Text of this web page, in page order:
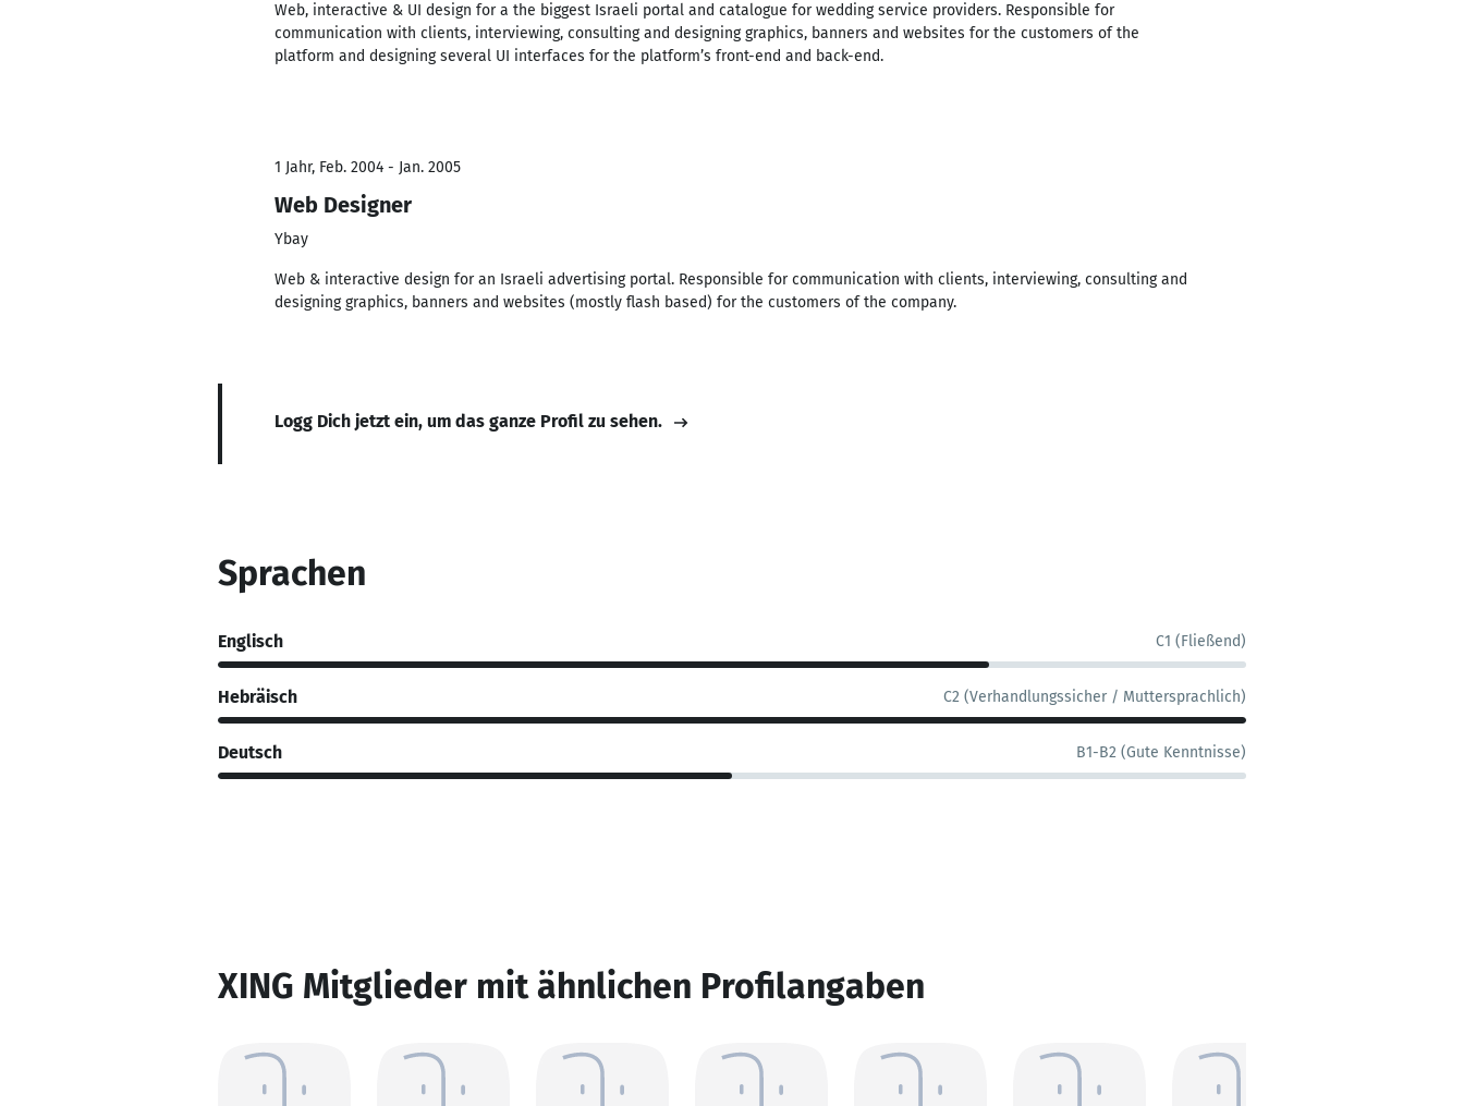
Web, interactive & UI design for a the biggest Israeli portal and catalogue for wedding service providers. Responsible for
communication with clients, interviewing, consulting and designing graphics, banners and websites for the customers of the
platform and designing several UI interfaces for the platform’s front-end and back-end.
1 Jahr, Feb. 2004 - Jan. 2005
Web Designer
Ybay
Web & interactive design for an Israeli advertising portal. Responsible for communication with clients, interviewing, consulting and
designing graphics, banners and websites (mostly flash based) for the customers of the company.
Logg Dich jetzt ein, um das ganze Profil zu sehen.
Sprachen
Englisch C1 (Fließend)
Hebräisch C2 (Verhandlungssicher / Muttersprachlich)
Deutsch B1-B2 (Gute Kenntnisse)
XING Mitglieder mit ähnlichen Profilangaben